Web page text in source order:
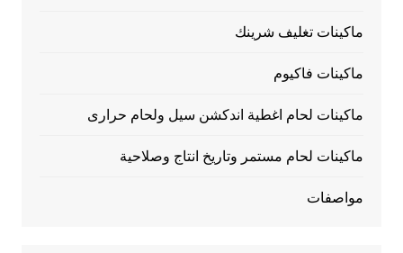
ماكينات تغليف شرينك
ماكينات فاكيوم
ماكينات لحام اغطية اندكشن سيل ولحام حرارى
ماكينات لحام مستمر وتاريخ انتاج وصلاحية
مواصفات